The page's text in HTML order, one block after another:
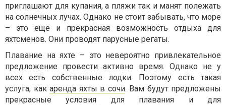
приглашают для купания, а пляжи так и манят полежать
на солнечных лучах. Однако не стоит забывать, что море
– это еще и прекрасная возможность отдыха для
яхтсменов. Они проводят парусные регаты.
Плавание на яхте – это невероятно привлекательное
предложение провести активно время. Однако не у
всех есть собственные лодки. Поэтому есть такая
услуга, как аренда яхты в сочи. Вам будут предложены
прекрасные условия для плавания и для